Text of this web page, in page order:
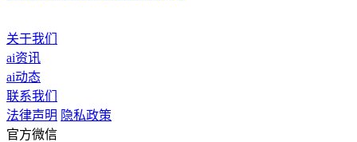
关于我们
ai资讯
ai动态
联系我们
法律声明 隐私政策
官方微信